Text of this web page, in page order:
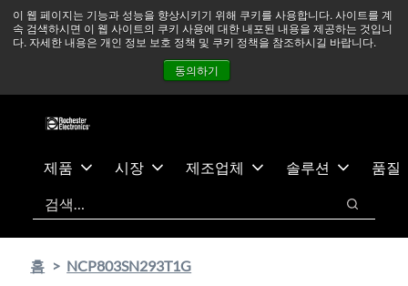
이 웹 페이지는 기능과 성능을 향상시키기 위해 쿠키를 사용합니다. 사이트를 계
속 검색하시면 이 웹 사이트의 쿠키 사용에 대한 내포된 내용을 제공하는 것입니
다. 자세한 내용은 개인 정보 보호 정책 및 쿠키 정책을 참조하시길 바랍니다.
동의하기
츠
건
중동 지역 상황을 지속적으로 주시하고 있으며, 모든 서비스는
정상적으로 운영되고 있습니다. 더 읽어보기 →
뉴스
문의하기
제품 시장 제조업체 솔루션
품질
검색
검색
홈 NCP803SN293T1G